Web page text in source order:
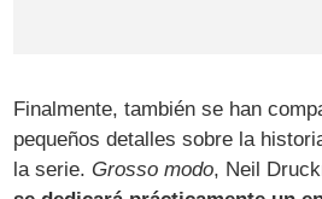
Finalmente, también se han
pequeños detalles sobre la
la serie.Grosso modo, Neil